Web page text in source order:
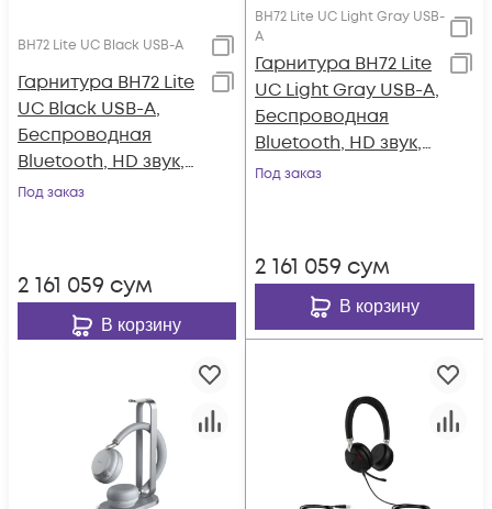
BH72 Lite UC Black USB-A
Гарнитура BH72 Lite
UC Black USB-A,
Беспроводная
Bluetooth, HD звук,
Зарядка
Под заказ
2 161 059 сум
В корзину
BH72 Lite UC Light Gray USB-
A
Гарнитура BH72 Lite
UC Light Gray USB-A,
Беспроводная
Bluetooth, HD звук,
Зарядка
Под заказ
2 161 059 сум
В корзину